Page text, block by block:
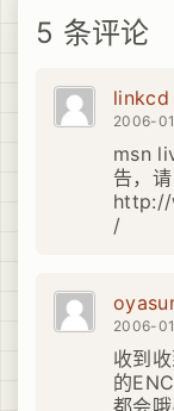
5 条评论
linkcd
2006-
msn
告，
http://
/
2006-
收到
的